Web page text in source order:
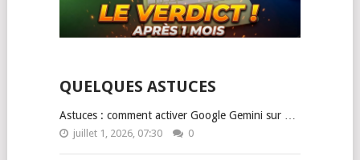
QUELQUES ASTUCES
Astuces : comment activer Google Gemini sur …
juillet 1, 2026, 07:30 0